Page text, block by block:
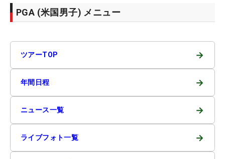
PGA (米国男子) メニュー
ツアーTOP →
年間日程 →
ニュース一覧 →
ライブフォト一覧 →